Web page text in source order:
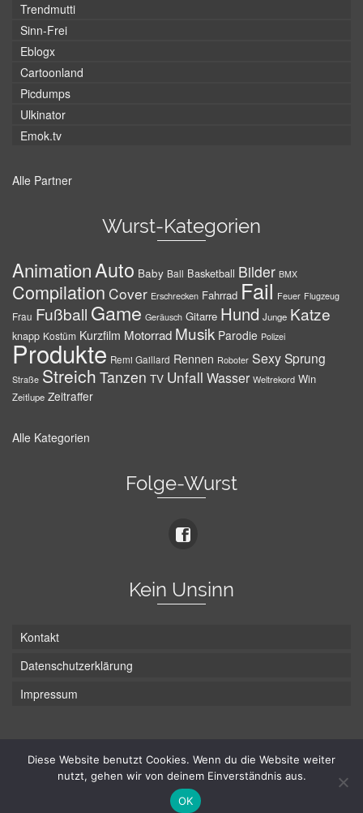
Trendmutti
Sinn-Frei
Eblogx
Cartoonland
Picdumps
Ulkinator
Emok.tv
Alle Partner
Wurst-Kategorien
AnimationAuto Baby Ball Basketball Bilder BMX
Compilation Cover Erschrecken Fahrrad Fail Feuer Flugzeug
Frau Fußball Game Geräusch Gitarre Hund Junge Katze
knapp Kostüm Kurzfilm Motorrad Musik Parodie Polizei
Produkte Remi Gaillard Rennen Roboter SexySprung
Straße Streich Tanzen TV Unfall Wasser Weltrekord Win
Zeitlupe Zeitraffer
Alle Kategorien
Folge-Wurst
Kein Unsinn
Kontakt
Datenschutzerklärung
Impressum
© Hans-Wurst.net - Gute Laune seit 2005
Diese Website benutzt Cookies. Wenn du die Website weiter
nutzt, gehen wir von deinem Einverständnis aus.
OK